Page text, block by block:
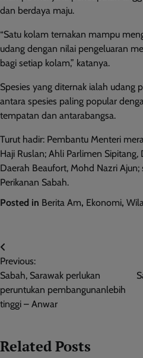
dan berdaya maju.
“Satu kolam ternakan mampu
udang dengan nilai pengeluaran
bagi setiap kolam,” katanya.
Spesies yang diternak ialah udang
antara spesies paling popular
tempatan dan antarabangsa.
Turut hadir: Pembantu Menteri
Haji Ruslan; Ahli Parlimen
Daerah Beaufort, Mohd Nazri Ajun;
Perikanan Sabah.
Posted in Berita Am, Ekonomi,
Post
navigation
Previous:
Sabah, Sarawak perlukan
peruntukan pembangunanlebih
tinggi – Anwar
Related Posts